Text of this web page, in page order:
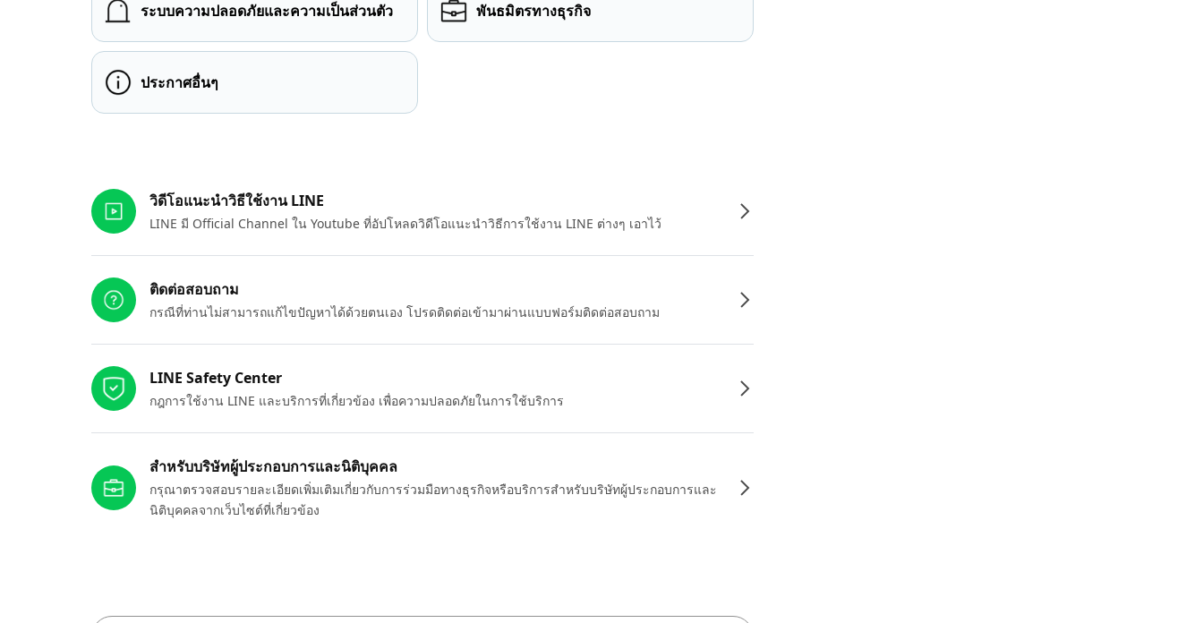
ระบบความปลอดภัยและความเป็นส่วนตัว พันธมิตรทางธุรกิจ
ประกาศอื่นๆ
วิดีโอแนะนำวิธีใช้งาน LINE
LINE มี Official Channel ใน Youtube ที่อัปโหลดวิดีโอแนะนำวิธีการใช้งาน LINE ต่างๆ เอาไว้
ติดต่อสอบถาม
กรณีที่ท่านไม่สามารถแก้ไขปัญหาได้ด้วยตนเอง โปรดติดต่อเข้ามาผ่านแบบฟอร์มติดต่อสอบถาม
LINE Safety Center
กฎการใช้งาน LINE และบริการที่เกี่ยวข้อง เพื่อความปลอดภัยในการใช้บริการ
สำหรับบริษัทผู้ประกอบการและนิติบุคคล
กรุณาตรวจสอบรายละเอียดเพิ่มเติมเกี่ยวกับการร่วมมือทางธุรกิจหรือบริการสำหรับบริษัทผู้ประกอบการและ
นิติบุคคลจากเว็บไซต์ที่เกี่ยวข้อง